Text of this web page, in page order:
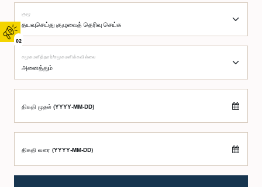
02
குழு
சமூகமளித்தார்/சமூகமளிக்கவில்லை
திகதி முதல் (YYYY-MM-DD)
திகதி வரை (YYYY-MM-DD)